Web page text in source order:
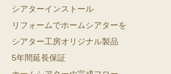
シアターインストール
リフォームでホームシアターを
シアター工房オリジナル製品
5年間延長保証